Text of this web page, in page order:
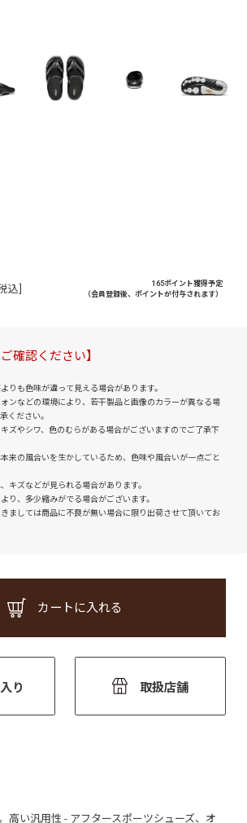
込]
165ポイント獲得予定
（会員登録後、ポイントが付与されます）
確認ください】
りも色味が違って見える場合があります。
ンなどの環境により、若干製品と画像のカラーが異なる場
ください。
ズやシワ、色のむらがある場合がございますのでご了承下
来の風合いを生かしているため、色味や風合いが一点ごと
キズなどが見られる場合があります。
り、多少縮みがでる場合がございます。
ましては商品に不良が無い場合に限り出荷させて頂いてお
カートに入れる
り 取扱店舗
高い汎用性 - アフタースポーツシューズ、オ